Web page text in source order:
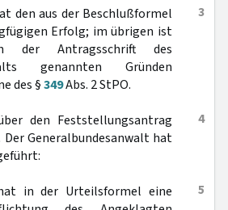
3
den aus der Beschlußformel
Erfolg; im übrigen ist
Antragsschrift des
genannten Gründen
des §349Abs. 2 StPO.
4
den Feststellungsantrag
Generalbundesanwalt hat
5
in der Urteilsformel eine